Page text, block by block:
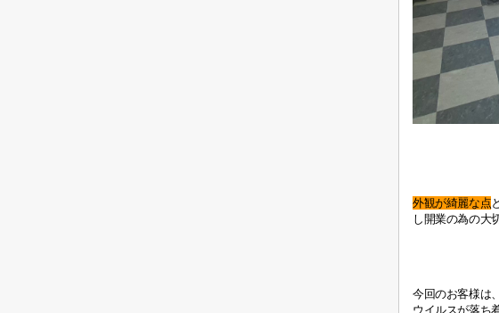
外観が綺麗な点
し開業の為の大
今回のお客様は
ウイルスが落ち